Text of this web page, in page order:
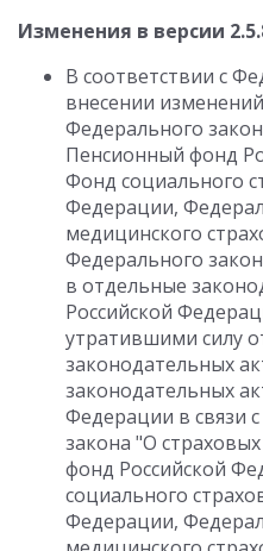
Изменения в версии
В соответствии с
внесении
Федерального
Пенсионный фонд
Фонд социального
Федерации,
медицинского
Федерального
в отдельные
Российской
утратившими силу
законодательных
законодательных
Федерации в связи
закона "О
фонд Российской
социального
Федерации,